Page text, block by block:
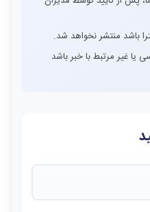
باشد منتشر نخواهد شد.
یا غیر مرتبط با خبر باشد